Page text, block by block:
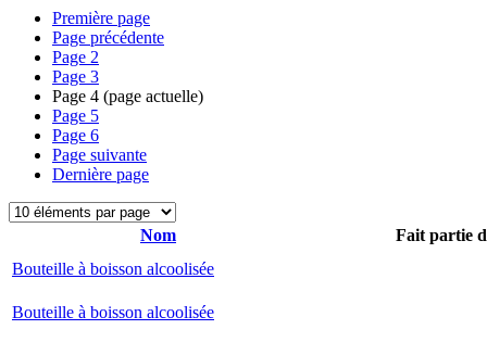
Première page
Page précédente
Page 2
Page 3
Page 4 (page actuelle)
Page 5
Page 6
Page suivante
Dernière page
Nom
Fait partie
Bouteille à boisson alcoolisée
Bouteille à boisson alcoolisée